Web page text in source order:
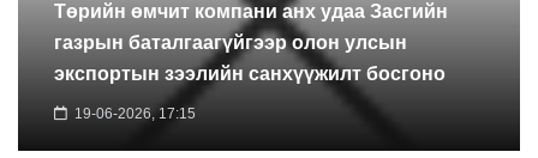
Төрийн өмчит компани анх удаа Засгийн
газрын баталгаагүйгээр олон улсын
экспортын зээлийн санхүүжилт босгоно
19-06-2026, 17:15